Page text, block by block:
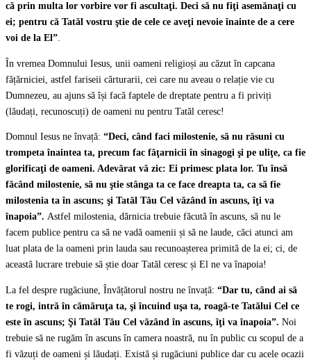
că prin multa lor vorbire vor fi ascultaţi. Deci să nu fiţi asemănaţi cu
ei; pentru că Tatăl vostru ştie de cele ce aveţi nevoie înainte de a cere
voi de la El”.
În vremea Domnului Iesus, unii oameni religioși au căzut în capcana
fățărniciei, astfel fariseii cărturarii, cei care nu aveau o relație vie cu
Dumnezeu, au ajuns să își facă faptele de dreptate pentru a fi priviți
(lăudați, recunoscuți) de oameni nu pentru Tatăl ceresc!
Domnul Iesus ne învață: “Deci, când faci milostenie, să nu răsuni cu
trompeta înaintea ta, precum fac făţarnicii în sinagogi şi pe uliţe, ca fie
glorificaţi de oameni. Adevărat vă zic: Ei primesc plata lor. Tu însă
făcând milostenie, să nu ştie stânga ta ce face dreapta ta, ca să fie
milostenia ta în ascuns; şi Tatăl Tău Cel văzând în ascuns, îţi va
înapoia”. Astfel milostenia, dărnicia trebuie făcută în ascuns, să nu le
facem publice pentru ca să ne vadă oamenii și să ne laude, căci atunci am
luat plata de la oameni prin lauda sau recunoașterea primită de la ei; ci, de
această lucrare trebuie să știe doar Tatăl ceresc și El ne va înapoia!
La fel despre rugăciune, Învățătorul nostru ne învață: “Dar tu, când ai să
te rogi, intră în cămăruţa ta, şi încuind uşa ta, roagă-te Tatălui Cel ce
este în ascuns; Şi Tatăl Tău Cel văzând în ascuns, îţi va înapoia”. Noi
trebuie să ne rugăm în ascuns în camera noastră, nu în public cu scopul de a
fi văzuți de oameni și lăudați. Există și rugăciuni publice dar cu acele ocazii